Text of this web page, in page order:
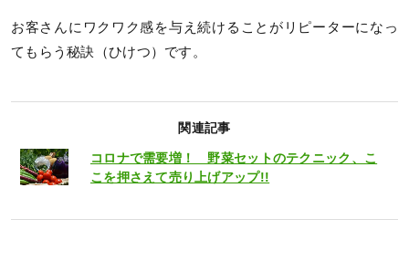
お客さんにワクワク感を与え続けることがリピーターになっ
てもらう秘訣（ひけつ）です。
関連記事
コロナで需要増！ 野菜セットのテクニック、こ
こを押さえて売り上げアップ!!